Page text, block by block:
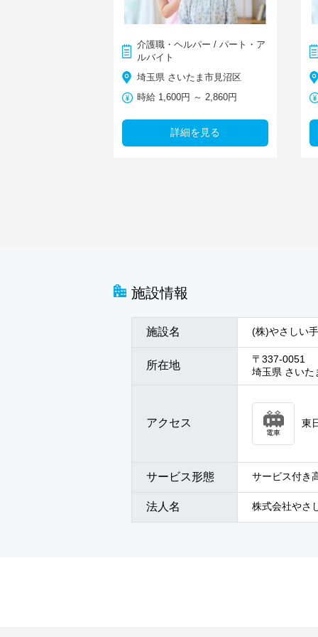
介護職・ヘルパー / パート・ア
ルバイト
埼玉県 さいたま市見沼区
時給 1,600円 ～ 2,860円
詳細を見る
施設情報
施設名 (株)やさしい
所在地
〒337-0051
埼玉県 さいた
アクセス
電車
東
サービス形態 サービス付き
法人名 株式会社やさ